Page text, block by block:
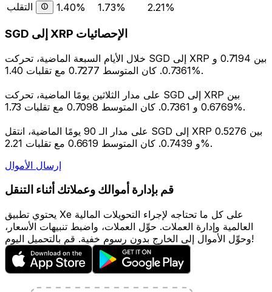
التقلب
1.40% 1.73% 2.21%
SGD إلى XRP الإحصائيات
خلال الأيام السبعة الماضية، تحركت SGD إلى XRP بين 0.7194 و
0.7361. كان المتوسط 0.7277 مع تقلبات 1.40%.
على مدار الثلاثين يومًا الماضية، تحركت SGD إلى XRP بين
0.6769 و 0.7361. كان المتوسط 0.7098 مع تقلبات 1.73%.
على مدار الـ 90 يومًا الماضية، انتقل SGD إلى XRP بين 0.5276
و 0.7439. كان المتوسط 0.6619 مع تقلبات 2.21%.
إرسال الأموال
قم بإدارة أموالك وعملاتك أثناء التنقل
يحتوي تطبيق Xe على كل ما تحتاجه لإجراء التحويلات المالية
العالمية وإدارة العملات. حوِّل العملات، واضبط تنبيهات الأسعار،
وحوِّل الأموال إلى الخارج بدون رسوم خفية. قم بالتحميل اليوم!